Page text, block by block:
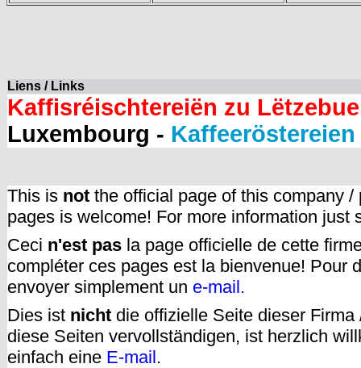
Liens / Links
Kaffisréischtereiën zu
Luxembourg -
This is not the official page of this company
pages is welcome! For more information just
Ceci n'est pas la page officielle de cette
compléter ces pages est la bienvenue! Pour
envoyer simplement un e-mail.
Dies ist nicht die offizielle Seite dieser
diese Seiten vervollständigen, ist herzlich
einfach eine E-mail.